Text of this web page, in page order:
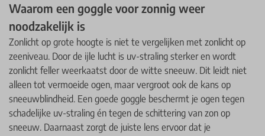
Waarom een goggle voor zonnig weer
noodzakelijk is
Zonlicht op grote hoogte is niet te vergelijken met zonlicht op
zeeniveau. Door de ijle lucht is uv-straling sterker en wordt
zonlicht feller weerkaatst door de witte sneeuw. Dit leidt niet
alleen tot vermoeide ogen, maar vergroot ook de kans op
sneeuwblindheid. Een goede goggle beschermt je ogen tegen
schadelijke uv-straling én tegen de schittering van zon op
sneeuw. Daarnaast zorgt de juiste lens ervoor dat je